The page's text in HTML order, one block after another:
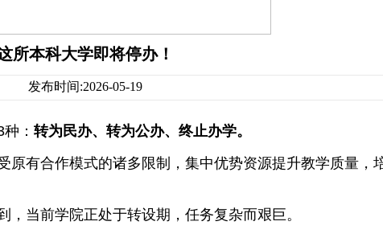
所本科大学即将停办！
发布时间:2026-05-19
： 转为民办、转为公办、终止办学。
有合作模式的诸多限制，集中优势资源提升教学质量，
当前学院正处于转设期，任务复杂而艰巨。